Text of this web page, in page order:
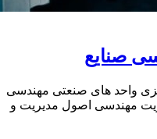
های صنعتی مهندسی
اصول مدیریت و